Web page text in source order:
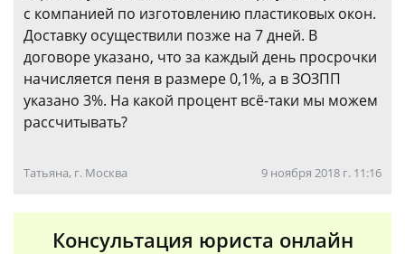
с компанией по изготовлению пластиковых окон.
Доставку осуществили позже на 7 дней. В
договоре указано, что за каждый день просрочки
начисляется пеня в размере 0,1%, а в ЗОЗПП
указано 3%. На какой процент всё-таки мы можем
рассчитывать?
Татьяна, г. Москва 9 ноября 2018 г. 11:16
Консультация юриста онлайн